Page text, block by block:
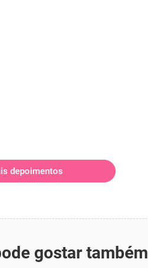
depoimentos
gostar também